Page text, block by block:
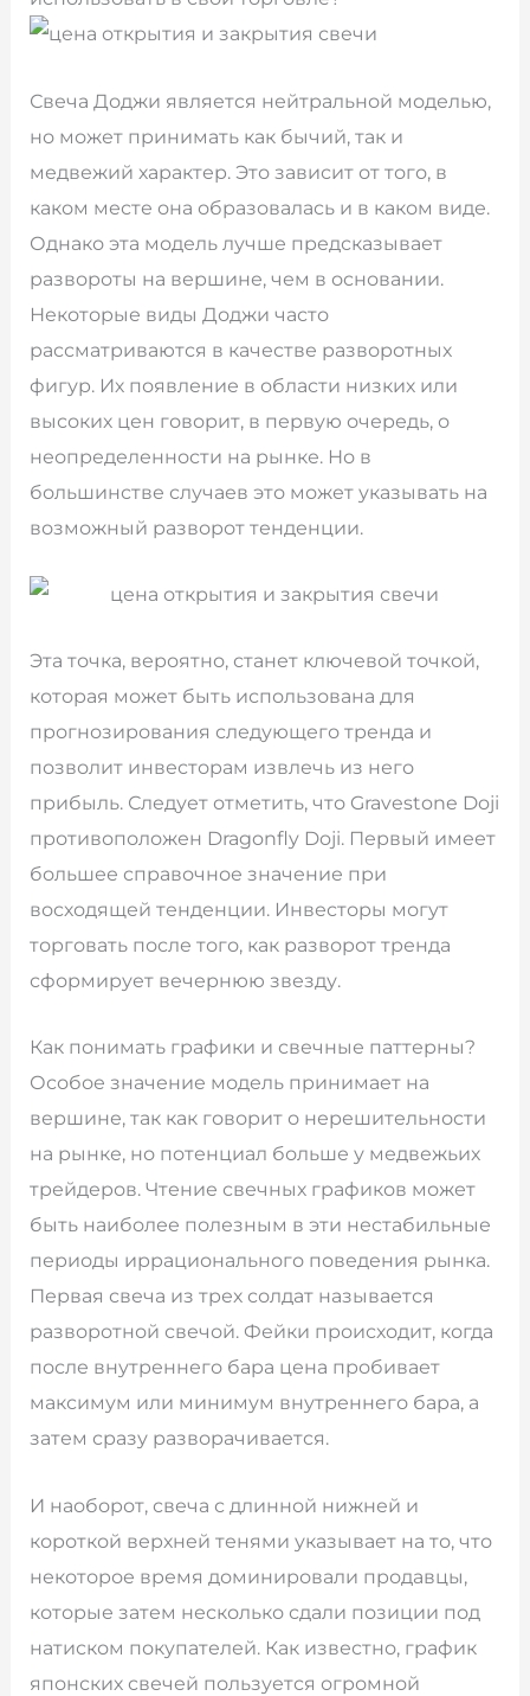
Свеча Доджи является нейтральной моделью,
но может принимать как бычий, так и
медвежий характер. Это зависит от того, в
каком месте она образовалась и в каком виде.
Однако эта модель лучше предсказывает
развороты на вершине, чем в основании.
Некоторые виды Доджи часто
рассматриваются в качестве разворотных
фигур. Их появление в области низких или
высоких цен говорит, в первую очередь, о
неопределенности на рынке. Но в
большинстве случаев это может указывать на
возможный разворот тенденции.
Эта точка, вероятно, станет ключевой точкой,
которая может быть использована для
прогнозирования следующего тренда и
позволит инвесторам извлечь из него
прибыль. Следует отметить, что Gravestone Doji
противоположен Dragonfly Doji. Первый имеет
большее справочное значение при
восходящей тенденции. Инвесторы могут
торговать после того, как разворот тренда
сформирует вечернюю звезду.
Как понимать графики и свечные паттерны?
Особое значение модель принимает на
вершине, так как говорит о нерешительности
на рынке, но потенциал больше у медвежьих
трейдеров. Чтение свечных графиков может
быть наиболее полезным в эти нестабильные
периоды иррационального поведения рынка.
Первая свеча из трех солдат называется
разворотной свечой. Фейки происходит, когда
после внутреннего бара цена пробивает
максимум или минимум внутреннего бара, а
затем сразу разворачивается.
И наоборот, свеча с длинной нижней и
короткой верхней тенями указывает на то, что
некоторое время доминировали продавцы,
которые затем несколько сдали позиции под
натиском покупателей. Как известно, график
японских свечей пользуется огромной